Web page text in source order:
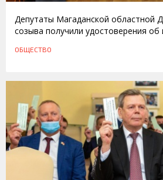
Депутаты Магаданской областной
созыва получили удостоверения об
ОБЩЕСТВО